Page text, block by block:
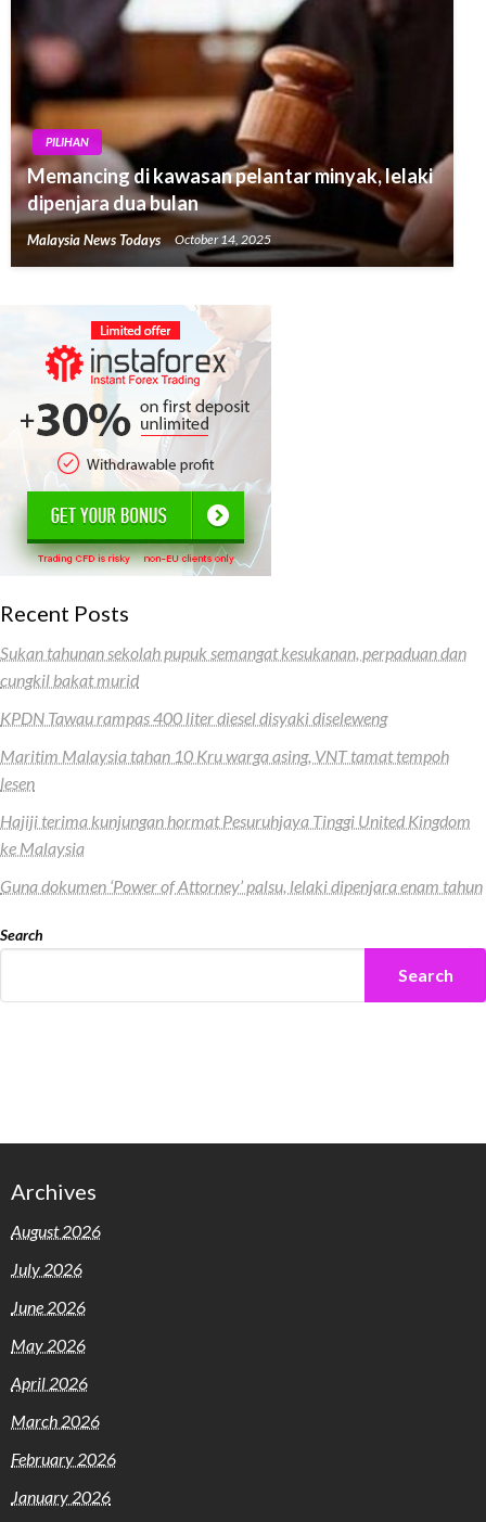
PILIHAN
Memancing di kawasan pelantar minyak, lelaki
dipenjara dua bulan
Malaysia News Todays October 14, 2025
Recent Posts
Sukan tahunan sekolah pupuk semangat kesukanan, perpaduan dan
cungkil bakat murid
KPDN Tawau rampas 400 liter diesel disyaki diseleweng
Maritim Malaysia tahan 10 Kru warga asing, VNT tamat tempoh
lesen
Hajiji terima kunjungan hormat Pesuruhjaya Tinggi United Kingdom
ke Malaysia
Guna dokumen ‘Power of Attorney’ palsu, lelaki dipenjara enam tahun
Search
Search
Archives
August 2026
July 2026
June 2026
May 2026
April 2026
March 2026
February 2026
January 2026